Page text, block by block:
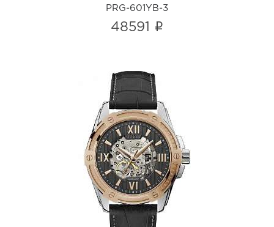
PRG-601YB-3
48591 i
Guess
W1308G1
i